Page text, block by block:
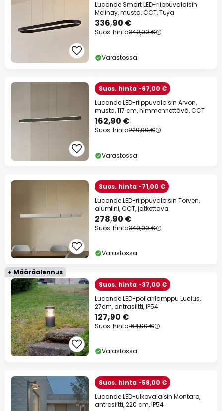
Lucande Smart LED-riippuvalaisin
Melinay, musta, CCT, Tuya
336,90 €
Suos. hinta349,90 €
Varastossa
Suos. hinta -67,00 €
Lucande LED-riippuvalaisin Arvon,
musta, 117 cm, himmennettävä, CCT
162,90 €
Suos. hinta229,90 €
Varastossa
Suos. hinta -71,00 €
Lucande LED-riippuvalaisin Torven,
alumiini, CCT, jatkettava
278,90 €
Suos. hinta349,90 €
Varastossa
+ Määräalennus
Suos. hinta -37,00 €
Lucande LED-pollarilamppu Lucius,
27cm, antrasiitti, IP54
127,90 €
Suos. hinta164,90 €
Varastossa
Suos. hinta -58,00 €
Lucande LED-ulkovalaisin Montaro,
antrasiitti, 220 cm, IP54